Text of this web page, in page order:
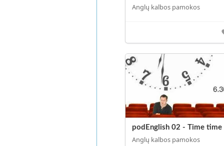
Anglų kalbos pamokos
podEnglish 02 - Time time
Anglų kalbos pamokos